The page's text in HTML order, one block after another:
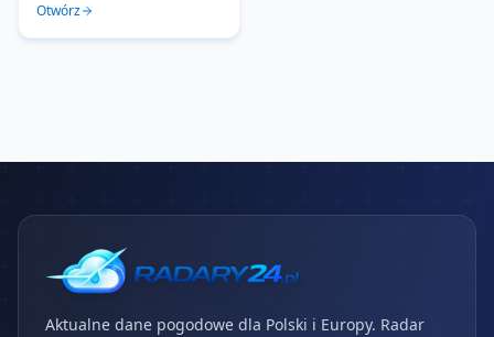
Otwórz
Aktualne dane pogodowe dla Polski i Europy. Radar